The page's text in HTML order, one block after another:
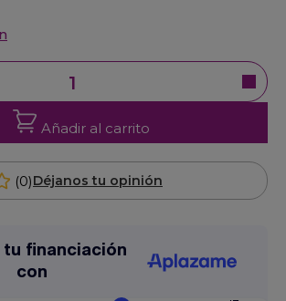
Añadir al carrito
(0)Déjanos tu opinión